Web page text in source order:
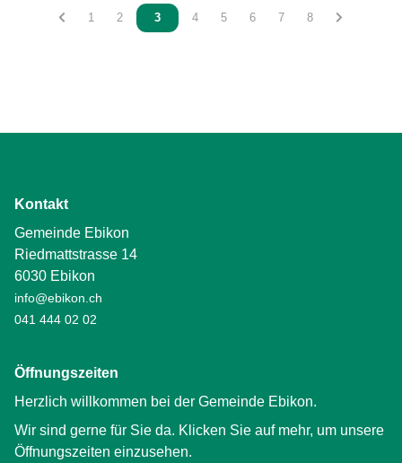
Vous êtes sur la page
1 Vous êtes sur la page
2 Vous êtes sur la page
3 Vous êtes sur la page
4 Vous êtes sur la page
5 Vous êtes sur la page
6 Vous êtes sur la page
7 Vous êtes sur la
8
Kontakt
Gemeinde Ebikon
Riedmattstrasse 14
6030 Ebikon
info@ebikon.ch
041 444 02 02
Öffnungszeiten
Herzlich willkommen bei der Gemeinde Ebikon.
Wir sind gerne für Sie da. Klicken Sie auf mehr, um unsere
Öffnungszeiten einzusehen.